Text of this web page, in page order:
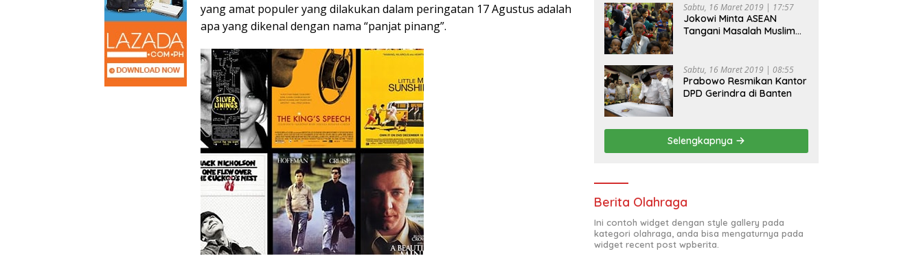
yang amat populer yang dilakukan dalam peringatan 17 Agustus adalah
apa yang dikenal dengan nama “panjat pinang”.
Sabtu, 16 Maret 2019 | 17:57
Jokowi Minta ASEAN
Tangani Masalah Muslim
Sabtu, 16 Maret 2019 | 08:55
Prabowo Resmikan Kantor
DPD Gerindra di Banten
Selengkapnya
Berita Olahraga
Ini contoh widget dengan style gallery pada
kategori olahraga, anda bisa mengaturnya pada
widget recent post wpberita.